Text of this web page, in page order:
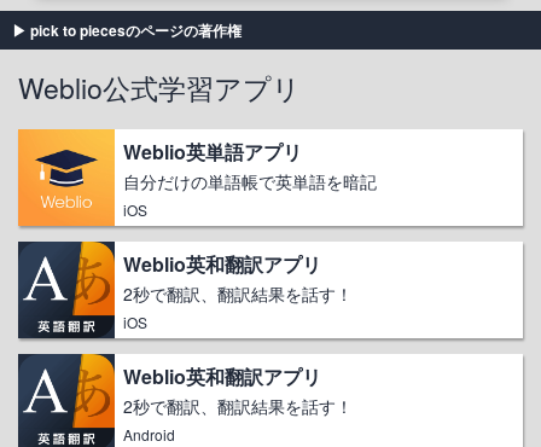
pick to piecesのページの著作権
Weblio公式学習アプリ
Weblio英単語アプリ
自分だけの単語帳で英単語を暗記
iOS
Weblio英和翻訳アプリ
2秒で翻訳、翻訳結果を話す！
iOS
Weblio英和翻訳アプリ
2秒で翻訳、翻訳結果を話す！
Android